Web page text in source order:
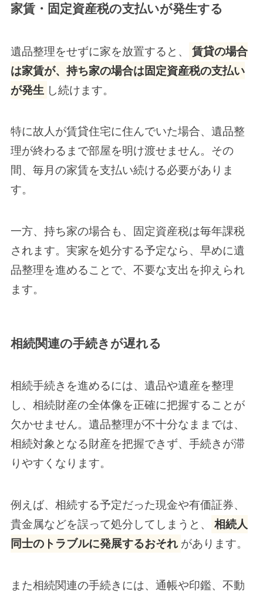
家賃・固定資産税の支払いが発生する
遺品整理をせずに家を放置すると、
賃貸の場合
は家賃が、持ち家の場合は固定資産税の支払い
が発生 し続けます。
特に故人が賃貸住宅に住んでいた場合、遺品整
理が終わるまで部屋を明け渡せません。その
間、毎月の家賃を支払い続ける必要がありま
す。
一方、持ち家の場合も、固定資産税は毎年課税
されます。実家を処分する予定なら、早めに遺
品整理を進めることで、不要な支出を抑えられ
ます。
相続関連の手続きが遅れる
相続手続きを進めるには、遺品や遺産を整理
し、相続財産の全体像を正確に把握することが
欠かせません。遺品整理が不十分なままでは、
相続対象となる財産を把握できず、手続きが滞
りやすくなります。
例えば、相続する予定だった現金や有価証券、
貴金属などを誤って処分してしまうと、
相続人
同士のトラブルに発展するおそれ があります。
また相続関連の手続きには、通帳や印鑑、不動